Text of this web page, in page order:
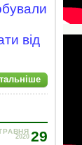
від
29
2020